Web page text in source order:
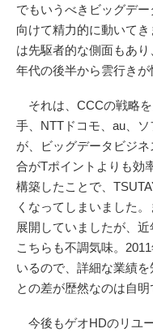
でもいうべきビッグデ
向けて精力的に動いて
は先駆者的な側面もあ
年代の後半から雲行きが
それは、CCCの戦略
手、NTTドコモ、au、
が、ビッグデータビジ
合がTポイントよりも効
構築したことで、
くなってしまいました
展開していましたが、
こちらも不調気味。
いるので、詳細な業績
との差が歴然なのは自明
今後もゲオHDのリユ